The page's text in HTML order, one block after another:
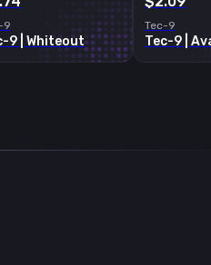
9
9 | Whiteout
Tec-9
Tec-9 |